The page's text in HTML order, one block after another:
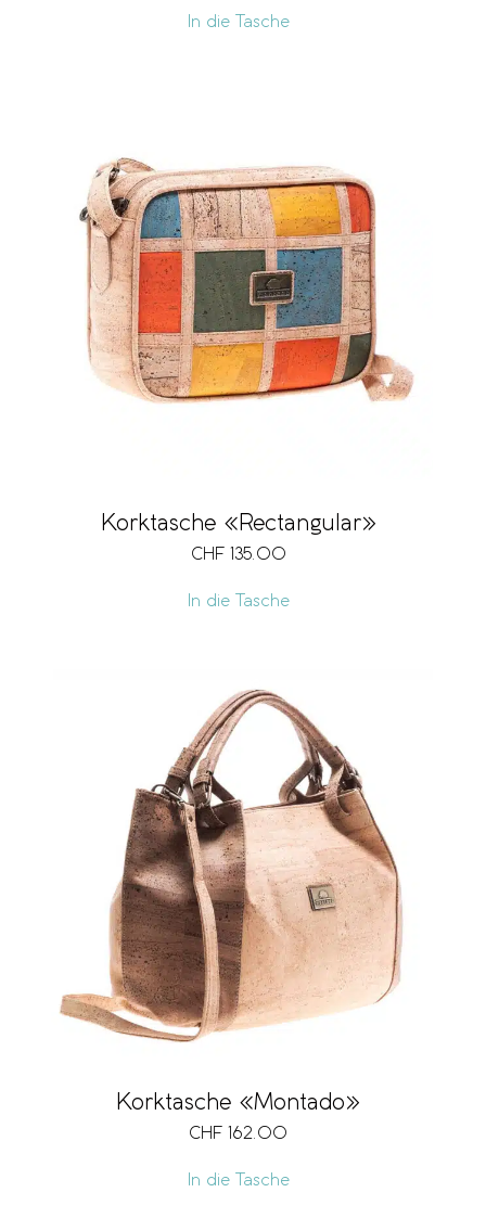
In die Tasche
Korktasche «Rectangular»
CHF 135.00
In die Tasche
Korktasche «Montado»
CHF 162.00
In die Tasche